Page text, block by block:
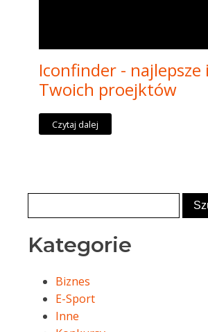
Iconfinder - najlepsze
Twoich proejktów
Czytaj dalej
Kategorie
Biznes
E-Sport
Inne